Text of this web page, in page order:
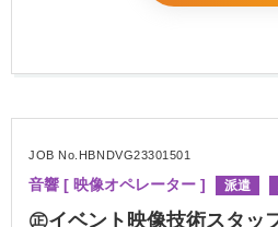
JOB No.HBNDVG23301501
音響 [ 映像オペレーター ] 派遣
㊣イベント映像技術スタッ